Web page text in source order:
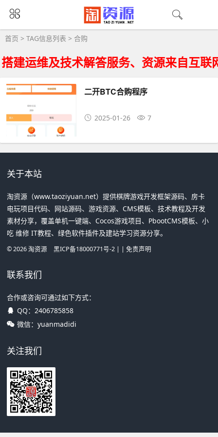
合购大全 - 合购相关资源下载
首页 > TAG信息列表 > 合购
建运维及技术解答服务、资源来自互
二开BTC合购程序
2025-01-26 7
关于本站
淘资源（www.taoziyuan.net）提供棋牌游戏开发框架源码、房卡
电玩项目代码、网站源码、游戏资源、CMS模板、技术教程及开发
素材分享，覆盖单机一键端、Cocos游戏项目、PbootCMS模板、小
吃 维修 IT教程、绿色软件插件及建站学习资源分享。
©2026淘资源 黑ICP备18000771号-2| | 免责声明
联系我们
合作或咨询可通过如下方式：
QQ： 2406785858
微信：yuanmadidi
关注我们